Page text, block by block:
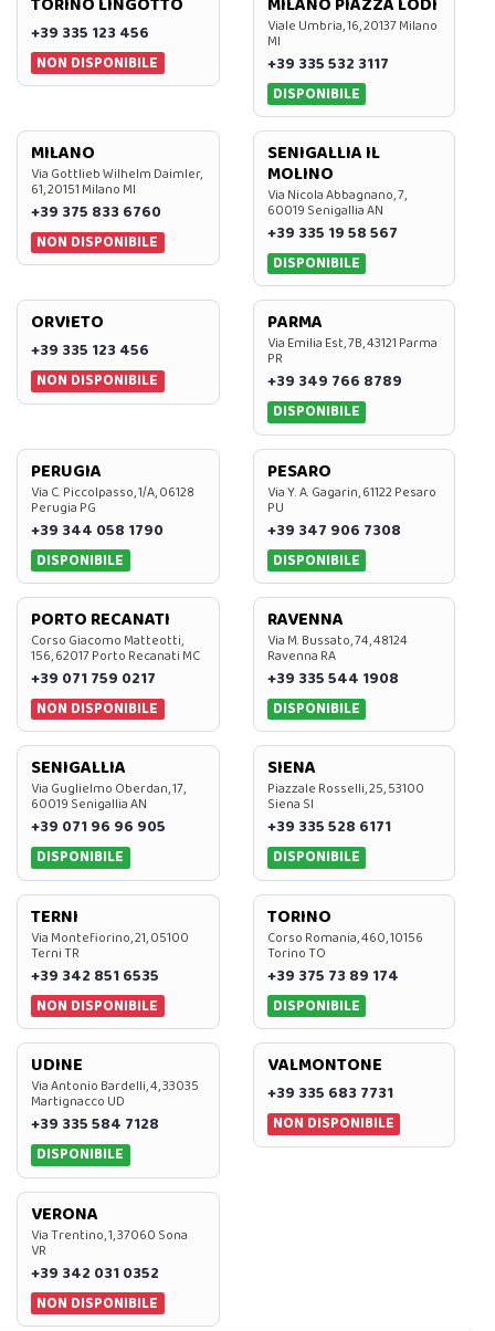
+39 335 123 456
NON DISPONIBILE
Viale Umbria, 16, 20137 Milano
MI
+39 335 532 3117
DISPONIBILE
MILANO
Via Gottlieb Wilhelm Daimler,
61, 20151 Milano MI
+39 375 833 6760
NON DISPONIBILE
SENIGALLIA IL
MOLINO
Via Nicola Abbagnano, 7,
60019 Senigallia AN
+39 335 19 58 567
DISPONIBILE
ORVIETO
+39 335 123 456
NON DISPONIBILE
PARMA
Via Emilia Est, 7B, 43121 Parma
PR
+39 349 766 8789
DISPONIBILE
PERUGIA
Via C. Piccolpasso, 1/A, 06128
Perugia PG
+39 344 058 1790
DISPONIBILE
PESARO
Via Y. A. Gagarin, 61122 Pesaro
PU
+39 347 906 7308
DISPONIBILE
PORTO RECANATI
Corso Giacomo Matteotti,
156, 62017 Porto Recanati MC
+39 071 759 0217
NON DISPONIBILE
RAVENNA
Via M. Bussato, 74, 48124
Ravenna RA
+39 335 544 1908
DISPONIBILE
SENIGALLIA
Via Guglielmo Oberdan, 17,
60019 Senigallia AN
+39 071 96 96 905
DISPONIBILE
SIENA
Piazzale Rosselli, 25, 53100
Siena SI
+39 335 528 6171
DISPONIBILE
TERNI
Via Montefiorino, 21, 05100
Terni TR
+39 342 851 6535
NON DISPONIBILE
TORINO
Corso Romania, 460, 10156
Torino TO
+39 375 73 89 174
DISPONIBILE
UDINE
Via Antonio Bardelli, 4, 33035
Martignacco UD
+39 335 584 7128
DISPONIBILE
VALMONTONE
+39 335 683 7731
NON DISPONIBILE
VERONA
Via Trentino, 1, 37060 Sona
VR
+39 342 031 0352
NON DISPONIBILE